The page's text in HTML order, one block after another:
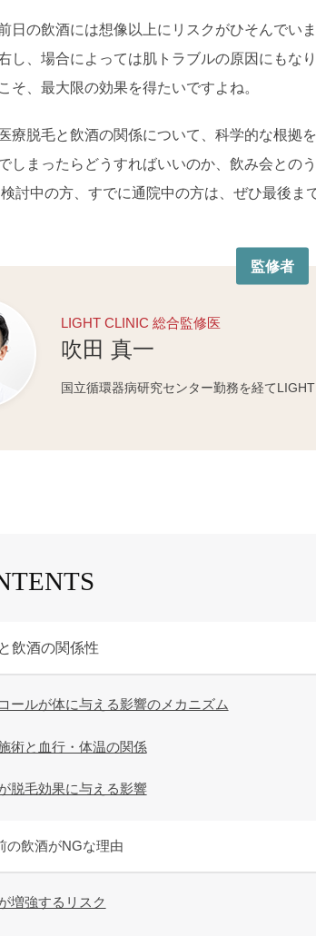
日の飲酒には想像以上にリスクがひそんでい
し、場合によっては肌トラブルの原因にもな
そ、最大限の効果を得たいですよね。
療脱毛と飲酒の関係について、科学的な根拠
しまったらどうすればいいのか、飲み会との
討中の方、すでに通院中の方は、ぜひ最後ま
監修者
LIGHT CLINIC 総合監修医
吹田 真一
国立循環器病研究センター勤務を経てLIGHT
飲酒の関係性
ールが体に与える影響のメカニズム
術と血行・体温の関係
脱毛効果に与える影響
の飲酒がNGな理由
増強するリスク